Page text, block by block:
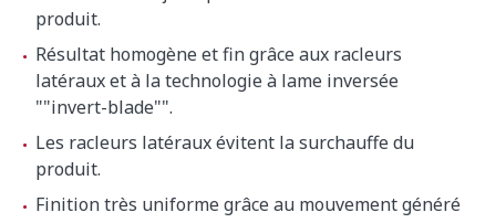
produit.
Résultat homogène et fin grâce aux racleurs
latéraux et à la technologie à lame inversée
""invert-blade"".
Les racleurs latéraux évitent la surchauffe du
produit.
Finition très uniforme grâce au mouvement généré